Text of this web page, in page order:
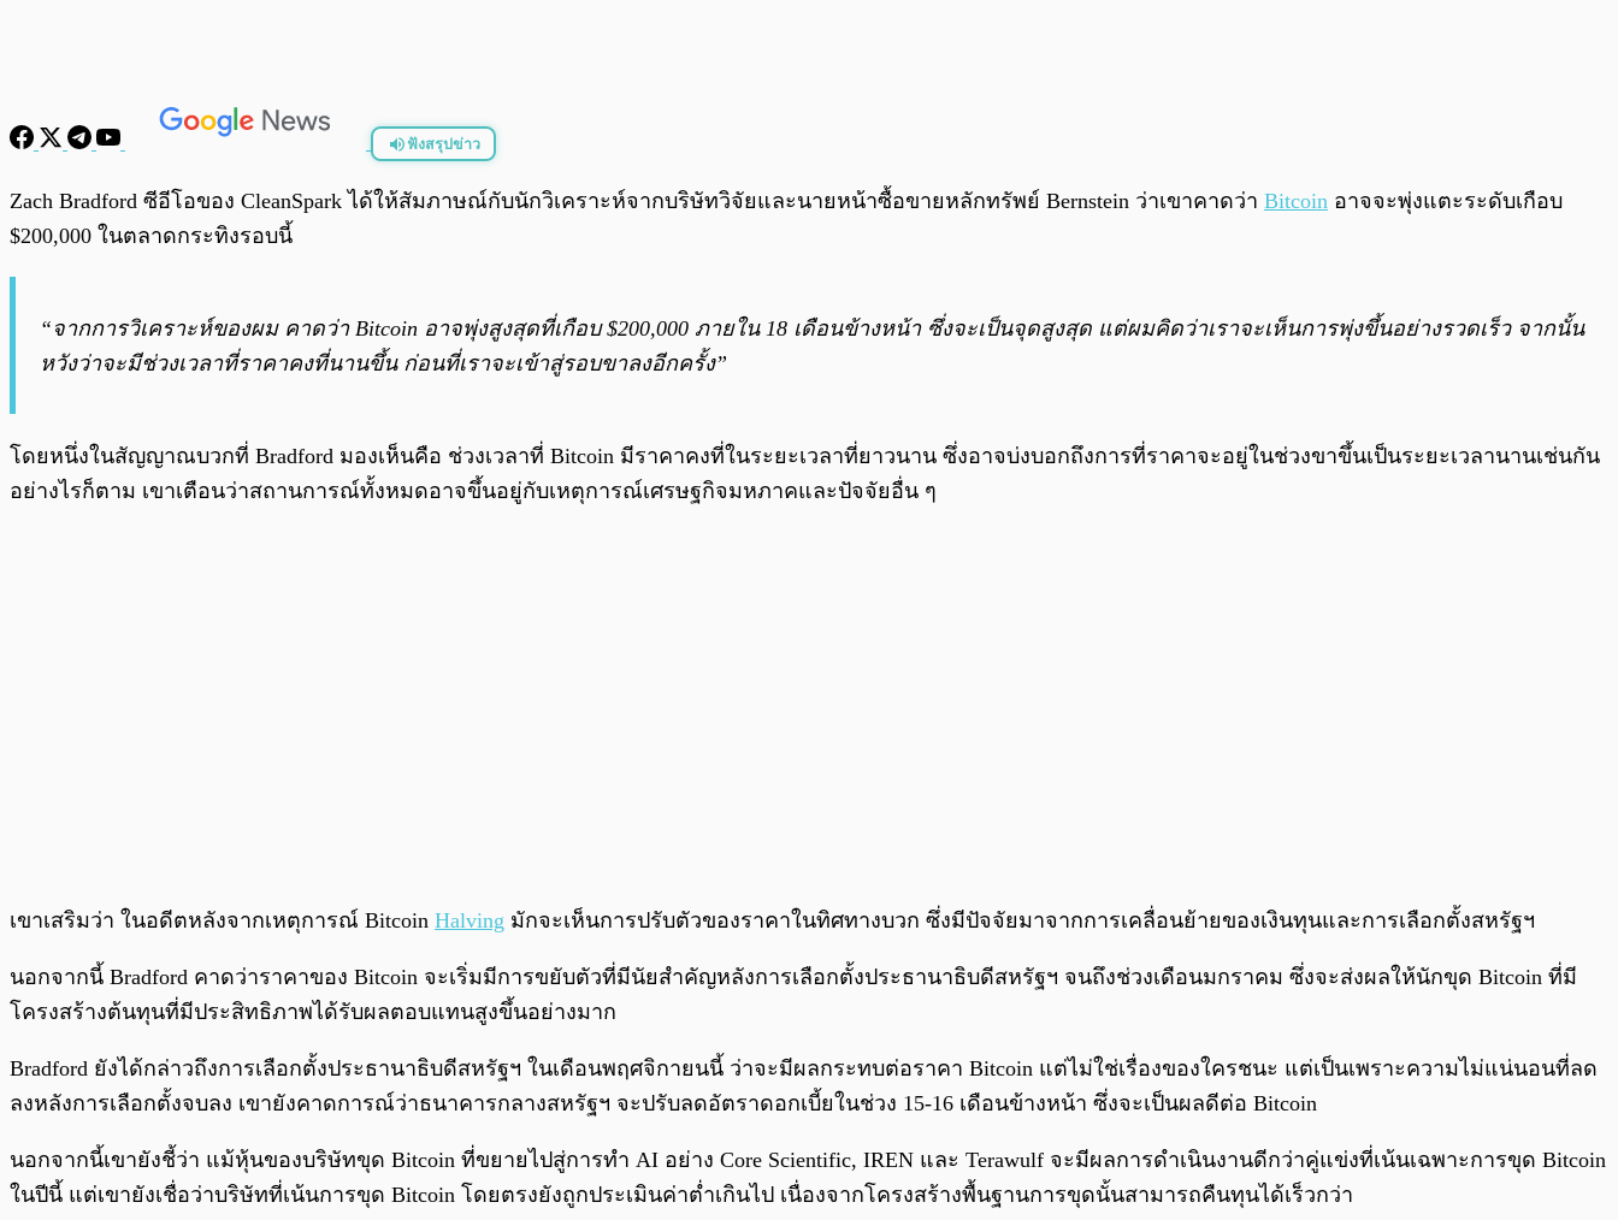
ฟังสรุปข่าว
พร้อมเล่น /0:00
Zach Bradford ซีอีโอของ CleanSpark ได้ให้สัมภาษณ์กับนักวิเคราะห์จากบริษัทวิจัยและนายหน้าซื้อขายหลักทรัพย์ Bernstein ว่าเขาคาดว่า Bitcoin อาจจะพุ่งแตะระดับเกือบ
$200,000 ในตลาดกระทิงรอบนี้
“จากการวิเคราะห์ของผม คาดว่า Bitcoin อาจพุ่งสูงสุดที่เกือบ $200,000 ภายใน 18 เดือนข้างหน้า ซึ่งจะเป็นจุดสูงสุด แต่ผมคิดว่าเราจะเห็นการพุ่งขึ้นอย่างรวดเร็ว จากนั้น
หวังว่าจะมีช่วงเวลาที่ราคาคงที่นานขึ้น ก่อนที่เราจะเข้าสู่รอบขาลงอีกครั้ง”
โดยหนึ่งในสัญญาณบวกที่ Bradford มองเห็นคือ ช่วงเวลาที่ Bitcoin มีราคาคงที่ในระยะเวลาที่ยาวนาน ซึ่งอาจบ่งบอกถึงการที่ราคาจะอยู่ในช่วงขาขึ้นเป็นระยะเวลานานเช่นกัน
อย่างไรก็ตาม เขาเตือนว่าสถานการณ์ทั้งหมดอาจขึ้นอยู่กับเหตุการณ์เศรษฐกิจมหภาคและปัจจัยอื่น ๆ
เขาเสริมว่า ในอดีตหลังจากเหตุการณ์ Bitcoin Halving มักจะเห็นการปรับตัวของราคาในทิศทางบวก ซึ่งมีปัจจัยมาจากการเคลื่อนย้ายของเงินทุนและการเลือกตั้งสหรัฐฯ
นอกจากนี้ Bradford คาดว่าราคาของ Bitcoin จะเริ่มมีการขยับตัวที่มีนัยสำคัญหลังการเลือกตั้งประธานาธิบดีสหรัฐฯ จนถึงช่วงเดือนมกราคม ซึ่งจะส่งผลให้นักขุด Bitcoin ที่มี
โครงสร้างต้นทุนที่มีประสิทธิภาพได้รับผลตอบแทนสูงขึ้นอย่างมาก
Bradford ยังได้กล่าวถึงการเลือกตั้งประธานาธิบดีสหรัฐฯ ในเดือนพฤศจิกายนนี้ ว่าจะมีผลกระทบต่อราคา Bitcoin แต่ไม่ใช่เรื่องของใครชนะ แต่เป็นเพราะความไม่แน่นอนที่ลด
ลงหลังการเลือกตั้งจบลง เขายังคาดการณ์ว่าธนาคารกลางสหรัฐฯ จะปรับลดอัตราดอกเบี้ยในช่วง 15-16 เดือนข้างหน้า ซึ่งจะเป็นผลดีต่อ Bitcoin
นอกจากนี้เขายังชี้ว่า แม้หุ้นของบริษัทขุด Bitcoin ที่ขยายไปสู่การทำ AI อย่าง Core Scientific, IREN และ Terawulf จะมีผลการดำเนินงานดีกว่าคู่แข่งที่เน้นเฉพาะการขุด Bitcoin
ในปีนี้ แต่เขายังเชื่อว่าบริษัทที่เน้นการขุด Bitcoin โดยตรงยังถูกประเมินค่าต่ำเกินไป เนื่องจากโครงสร้างพื้นฐานการขุดนั้นสามารถคืนทุนได้เร็วกว่า